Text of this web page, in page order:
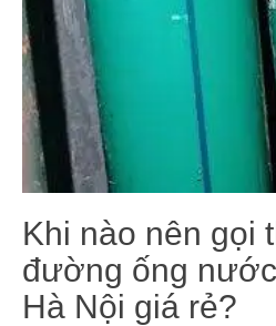
Khi nào nên gọi
đường ống
Hà Nội giá rẻ?